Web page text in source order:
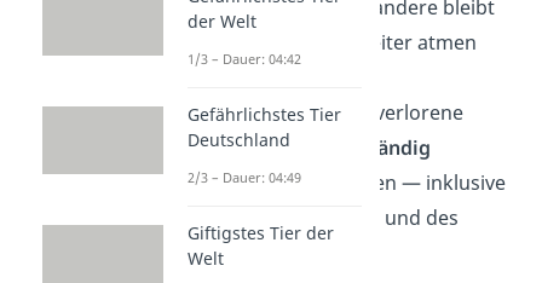
Gehirnhälfte. Die andere bleibt
wach, damit sie weiter atmen
🦎 Axolotl können verlorene
Gliedmaßen
vollständig
nachwachsen
lassen — inklusive
Teilen des Herzens und des
Gehirns.
der Welt
1/3 – Dauer: 04:42
Gefährlichstes Tier
Deutschland
2/3 – Dauer: 04:49
Giftigstes Tier der
Welt